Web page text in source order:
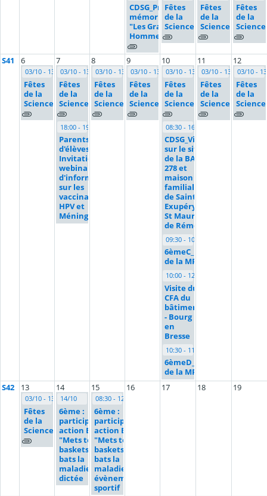
CDSG_Projet
mémoriel
"Les Grands
Hommes"
Fêtes
de la
Science
Fêtes
de la
Science
Fêtes
de la
Science
S41 6
03/10 - 13/10
Fêtes
de la
Science
7
03/10 - 13/10
Fêtes
de la
Science
18:00 - 19:30
Parents
d'élèves :
Invitation à un
webinaire
d'information
sur les
vaccinations
HPV et
Méningocoque
8
03/10 - 13/10
Fêtes
de la
Science
9
03/10 - 13/10
Fêtes
de la
Science
10
03/10 - 13/10
Fêtes
de la
Science
08:30 - 16:15
CDSG_Visite
sur le site
de la BA
278 et
maison
familiale
de Saint
Exupéry à
St Maurice
de Rémens
09:30 - 10:30
6èmeC_interventions
de la MPF 01
10:00 - 12:05
Visite du
CFA du
bâtiment
- Bourg
en
Bresse
10:30 - 11:30
6èmeD_interventions
de la MPF 01
11
03/10 - 13/10
Fêtes
de la
Science
12
03/10 -
Fêtes
de la
Science
S42 13
03/10 - 13/10
Fêtes
de la
Science
14
14/10
6ème :
participation
action ELA
"Mets tes
baskets et
bats la
maladie" :
dictée
15
08:30 - 12:30
6ème :
participation
action ELA
"Mets tes
baskets et
bats la
maladie" :
évènement
sportif
16 17 18 19